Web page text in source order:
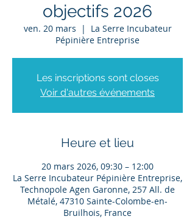
objectifs 2026
ven. 20 mars
  |
La Serre Incubateur
Pépinière Entreprise
Les inscriptions sont closes
Voir d'autres événements
Heure et lieu
20 mars 2026, 09:30 – 12:00
La Serre Incubateur Pépinière Entreprise,
Technopole Agen Garonne, 257 All. de
Métalé, 47310 Sainte-Colombe-en-
Bruilhois, France